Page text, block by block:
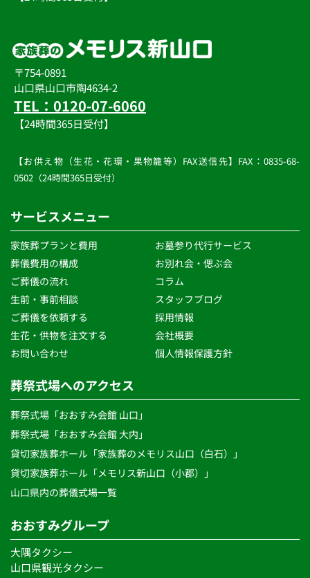
〒754-0891
山口県山口市陶4634-2
TEL：0120-07-6060
【24時間365日受付】
【お供え物（生花・花環・果物籠等）FAX送信先】FAX：0835-68-
0502（24時間365日受付）
サービスメニュー
家族葬プランと費用
葬儀費用の構成
ご葬儀の流れ
生前・事前相談
ご葬儀を依頼する
生花・供物を注文する
お問い合わせ
お墓参り代行サービス
お別れ会・偲ぶ会
コラム
スタッフブログ
採用情報
会社概要
個人情報保護方針
葬祭式場へのアクセス
葬祭式場「おおすみ会館 山口」
葬祭式場「おおすみ会館 大内」
貸切家族葬ホール「家族葬のメモリス山口（白石）」
貸切家族葬ホール「メモリス新山口（小郡）」
山口県内の葬儀式場一覧
おおすみグループ
大隅タクシー
山口県観光タクシー